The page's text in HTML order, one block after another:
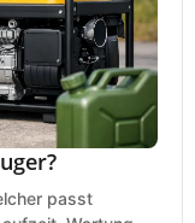
passt